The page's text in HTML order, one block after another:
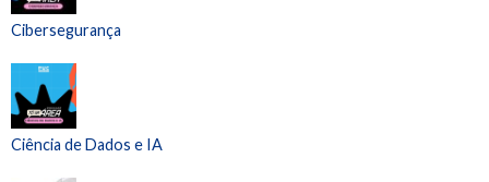
Cibersegurança
Ciência de Dados e IA